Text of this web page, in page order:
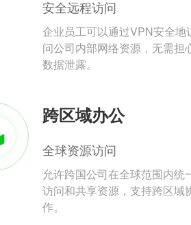
安全远程访问
企业员工可以通过VPN安全地
问公司内部网络资源，无需担
数据泄露。
跨区域办公
全球资源访问
允许跨国公司在全球范围内统
访问和共享资源，支持跨区域
作。